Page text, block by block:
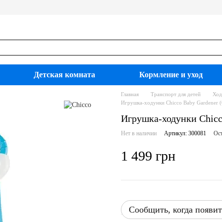
Детская комната Кормление и уход
Главная Транспорт для детей
Игрушка-ходунки Chicco Baby Gardener
Игрушка-ходунки
Нет в наличии Артикул: 300081
1 499 грн
Сообщить, когда